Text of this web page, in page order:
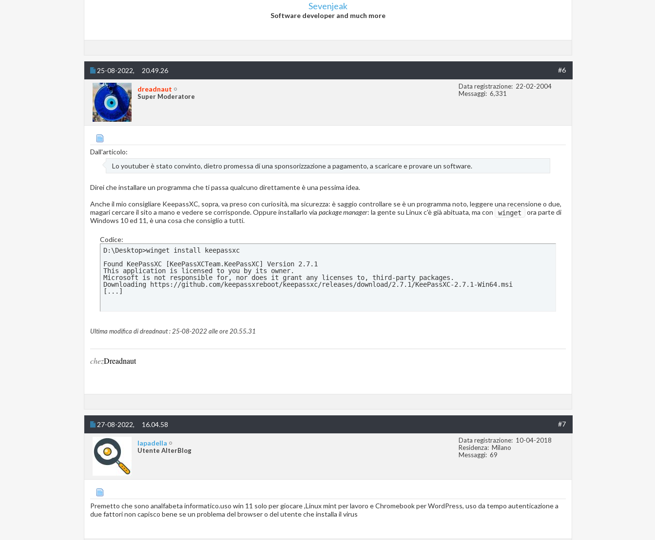
Sevenjeak
Software developer and much more
25-08-2022, 20.49.26 #6
dreadnaut
Super Moderatore
Data registrazione
22-02-2004
Messaggi 6,331
Dall'articolo:
Lo youtuber è stato convinto, dietro promessa di una sponsorizzazione a pagamento, a scaricare e provare un software.
Direi che installare un programma che ti passa qualcuno direttamente è una pessima idea.
Anche il mio consigliare KeepassXC, sopra, va preso con curiosità, ma sicurezza: è saggio controllare se è un programma noto, leggere una recensione o due,
magari cercare il sito a mano e vedere se corrisponde. Oppure installarlo via package manager: la gente su Linux c'è già abituata, ma con winget
ora parte di
Windows 10 ed 11, è una cosa che consiglio a tutti.
Codice:
D:\Desktop>winget install keepassxc
Found KeePassXC [KeePassXCTeam.KeePassXC] Version 2.7.1
This application is licensed to you by its owner.
Microsoft is not responsible for, nor does it grant any licenses to, third-party packages.
Downloading https://github.com/keepassxreboot/keepassxc/releases/download/2.7.1/KeePassXC-2.7.1-Win64.msi
[...]
Ultima modifica di dreadnaut : 25-08-2022 alle ore 20.55.31
chezDreadnaut
27-08-2022, 16.04.58 #7
lapadella
Utente AlterBlog
Data registrazione
10-04-2018
Residenza
Milano
Messaggi 69
Premetto che sono analfabeta informatico.uso win 11 solo per giocare ,Linux mint per lavoro e Chromebook per WordPress, uso da tempo autenticazione a
due fattori non capisco bene se un problema del browser o del utente che installa il virus